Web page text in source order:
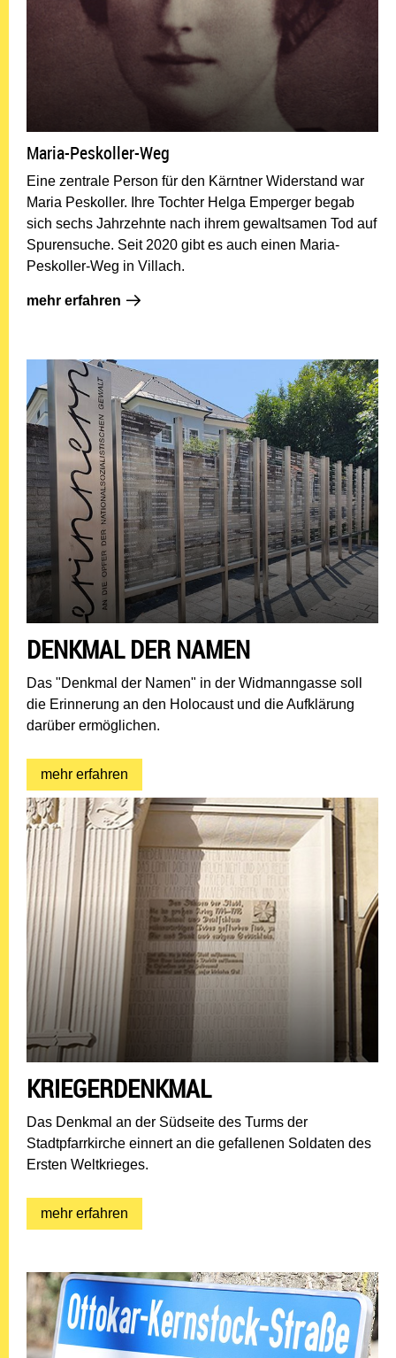
Maria-Peskoller-Weg
Eine zentrale Person für den Kärntner Widerstand war
Maria Peskoller. Ihre Tochter Helga Emperger begab
sich sechs Jahrzehnte nach ihrem gewaltsamen Tod auf
Spurensuche. Seit 2020 gibt es auch einen Maria-
Peskoller-Weg in Villach.
mehr erfahren mehr erfahren: Maria-Peskoller-Weg
DENKMAL DER NAMEN
Das "Denkmal der Namen" in der Widmanngasse soll
die Erinnerung an den Holocaust und die Aufklärung
darüber ermöglichen.
mehr erfahren
KRIEGERDENKMAL
Das Denkmal an der Südseite des Turms der
Stadtpfarrkirche einnert an die gefallenen Soldaten des
Ersten Weltkrieges.
mehr erfahren